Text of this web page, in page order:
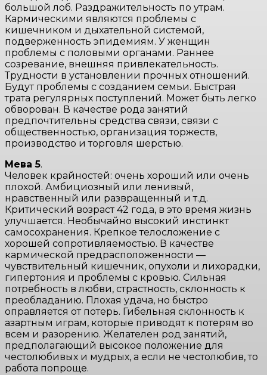
большой лоб. Раздражительность по утрам.
Кармическими являются проблемы с
кишечником и дыхательной системой,
подверженность эпидемиям. У женщин
проблемы с половыми органами. Раннее
созревание, внешняя привлекательность.
Трудности в установлении прочных отношений.
Будут проблемы с созданием семьи. Быстрая
трата регулярных поступлений. Может быть легко
обворован. В качестве рода занятий
предпочтительны средства связи, связи с
общественностью, организация торжеств,
производство и торговля шерстью.
Мева 5.
Человек крайностей: очень хороший или очень
плохой. Амбициозный или ленивый,
нравственный или развращенный и т.д.
Критический возраст 42 года, в это время жизнь
улучшается. Необычайно высокий инстинкт
самосохранения. Крепкое телосложение с
хорошей сопротивляемостью. В качестве
кармической предрасположенности —
чувствительный кишечник, опухоли и лихорадки,
гипертония и проблемы с кровью. Сильная
потребность в любви, страстность, склонность к
преобладанию. Плохая удача, но быстро
оправляется от потерь. Гибельная склонность к
азартным играм, которые приводят к потерям во
всем и разорению. Желателен род занятий,
предполагающий высокое положение для
честолюбивых и мудрых, а если не честолюбив, то
работа попроще.